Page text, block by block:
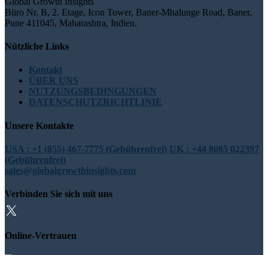
Büro Nr. B, 2. Etage, Icon Tower, Baner-Mhalunge Road, Baner,
Pune 411045, Maharashtra, Indien.
Nützliche Links
Kontakt
ÜBER UNS
NUTZUNGSBEDINGUNGEN
DATENSCHUTZRICHTLINIE
Unsere Kontakte
USA : +1 (855) 467-7775 (Gebührenfrei) UK : +44 8085 022397
(Gebührenfrei)
sales@globalgrowthinsights.com
Verbinden Sie sich mit uns
Online-Vertrauen